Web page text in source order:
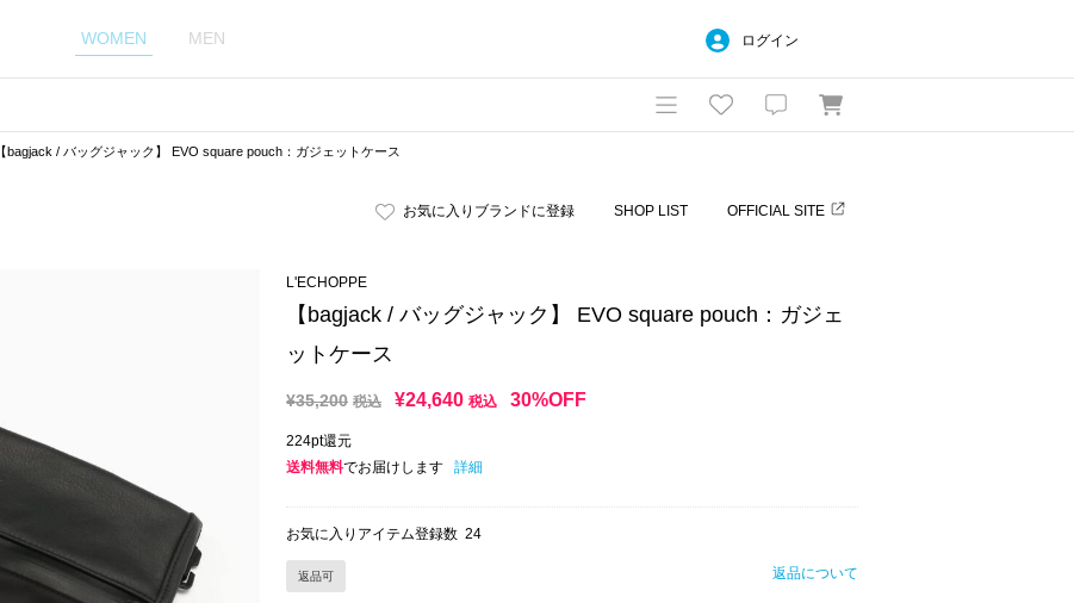
WOMEN MEN ログイン
【bagjack / バッグジャック】 EVO square pouch：ガジェットケース
お気に入りブランドに登録 SHOP LIST OFFICIAL SITE
L'ECHOPPE
【bagjack / バッグジャック】 EVO square pouch：ガジェ
ットケース
¥35,200 税込 ¥24,640 税込 30%OFF
224pt還元
送料無料でお届けします 詳細
お気に入りアイテム登録数 24
返品可 返品について